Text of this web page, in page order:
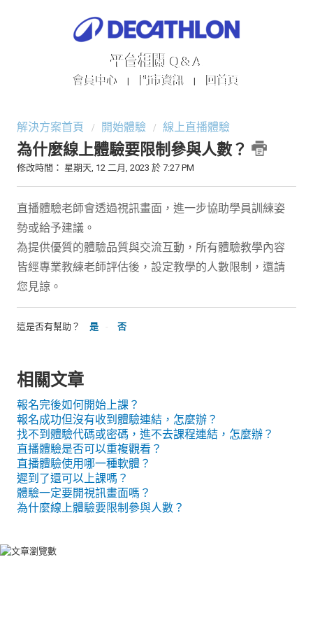
平台相關 Q&A
會員中心 門市資訊 回首頁
解決方案首頁 開始體驗 線上直播體驗
為什麼線上體驗要限制參與人數？
修改時間： 星期天, 12 二月, 2023 於 7:27 PM
直播體驗老師會透過視訊畫面，進一步協助學員訓練姿
勢或給予建議。
為提供優質的體驗品質與交流互動，所有體驗教學內容
皆經專業教練老師評估後，設定教學的人數限制，還請
您見諒。
這是否有幫助？ 是 否
相關文章
報名完後如何開始上課？
報名成功但沒有收到體驗連結，怎麼辦？
找不到體驗代碼或密碼，進不去課程連結，怎麼辦？
直播體驗是否可以重複觀看？
直播體驗使用哪一種軟體？
遲到了還可以上課嗎？
體驗一定要開視訊畫面嗎？
為什麼線上體驗要限制參與人數？